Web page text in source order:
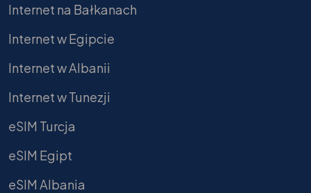
Internet na Bałkanach
Internet w Egipcie
Internet w Albanii
Internet w Tunezji
eSIM Turcja
eSIM Egipt
eSIM Albania